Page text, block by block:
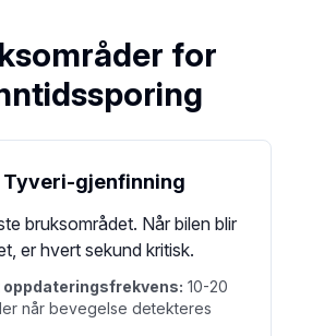
for
Tyveri-gjenfinning
bruksområdet. Når bilen blir
er hvert sekund kritisk.
10-20
når bevegelse detekteres